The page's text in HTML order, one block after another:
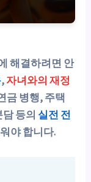
해결하려면 안
,자녀와의 재정
금 병행, 주택
등의 실전 전
야 합니다.